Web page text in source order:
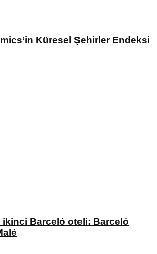
Küresel Şehirler Endeksi
ikinci Barceló oteli: Barceló